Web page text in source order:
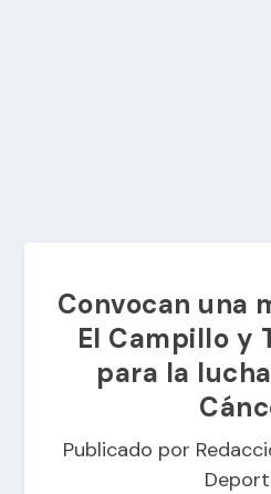
Convocan una
El Campillo y
para la
Publicado por